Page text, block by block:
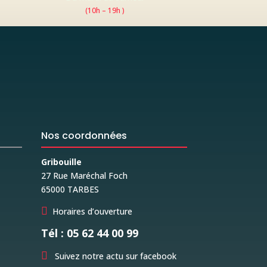
(10h – 19h )
Nos coordonnées
Gribouille
27 Rue Maréchal Foch
65000 TARBES
 Horaires d’ouverture
Tél : 05 62 44 00 99
 Suivez notre actu sur facebook